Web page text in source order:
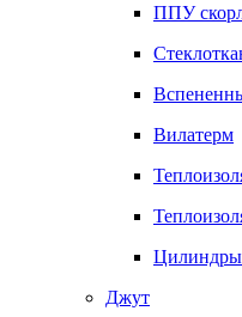
ППУ
Вилатерм
Джут